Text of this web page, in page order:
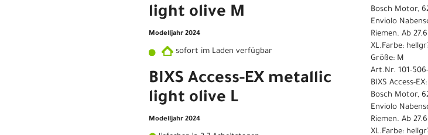
light olive M
Modelljahr 2024
sofort im Laden verfügbar
Bosch Motor,
Enviolo
Riemen. Ab
XL.Farbe:
Größe: M
BIXS Access-EX metallic
light olive L
Modelljahr 2024
Art.Nr. 101-506-
BIXS Access-
Bosch Motor,
Enviolo
Riemen. Ab
XL.Farbe: